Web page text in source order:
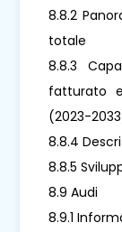
8.8.2
totale
8.8.3
fatturato
(2023-
8.8.4
8.8.5
8.9 Audi
8.9.1